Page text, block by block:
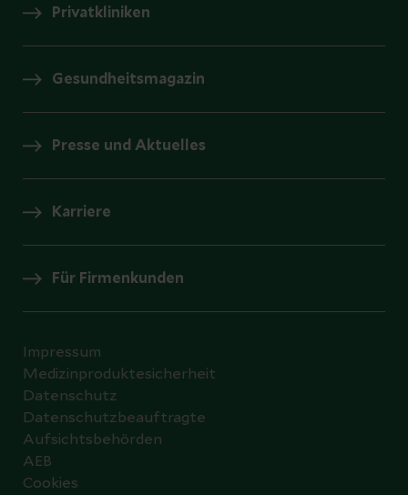
Privatkliniken
Gesundheitsmagazin
Presse und Aktuelles
Karriere
Für Firmenkunden
Impressum
Medizinproduktesicherheit
Datenschutz
Datenschutzbeauftragte
Aufsichtsbehörden
AEB
Cookies